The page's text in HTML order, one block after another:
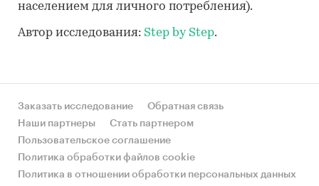
населением для личного потребления).
Автор исследования: Step by Step.
Заказать исследование
Обратная связь
Наши партнеры
Стать партнером
Пользовательское соглашение
Политика обработки файлов cookie
Политика в отношении обработки персональных данных